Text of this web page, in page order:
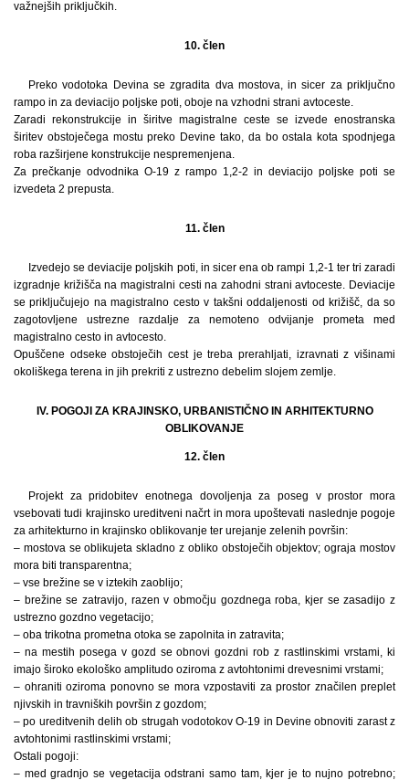
važnejših priključkih.
10. člen
Preko vodotoka Devina se zgradita dva mostova, in sicer za priključno
rampo in za deviacijo poljske poti, oboje na vzhodni strani avtoceste.
Zaradi rekonstrukcije in širitve magistralne ceste se izvede enostranska
širitev obstoječega mostu preko Devine tako, da bo ostala kota spodnjega
roba razširjene konstrukcije nespremenjena.
Za prečkanje odvodnika O-19 z rampo 1,2-2 in deviacijo poljske poti se
izvedeta 2 prepusta.
11. člen
Izvedejo se deviacije poljskih poti, in sicer ena ob rampi 1,2-1 ter tri zaradi
izgradnje križišča na magistralni cesti na zahodni strani avtoceste. Deviacije
se priključujejo na magistralno cesto v takšni oddaljenosti od križišč, da so
zagotovljene ustrezne razdalje za nemoteno odvijanje prometa med
magistralno cesto in avtocesto.
Opuščene odseke obstoječih cest je treba prerahljati, izravnati z višinami
okoliškega terena in jih prekriti z ustrezno debelim slojem zemlje.
IV. POGOJI ZA KRAJINSKO, URBANISTIČNO IN ARHITEKTURNO
OBLIKOVANJE
12. člen
Projekt za pridobitev enotnega dovoljenja za poseg v prostor mora
vsebovati tudi krajinsko ureditveni načrt in mora upoštevati naslednje pogoje
za arhitekturno in krajinsko oblikovanje ter urejanje zelenih površin:
– mostova se oblikujeta skladno z obliko obstoječih objektov; ograja mostov
mora biti transparentna;
– vse brežine se v iztekih zaoblijo;
– brežine se zatravijo, razen v območju gozdnega roba, kjer se zasadijo z
ustrezno gozdno vegetacijo;
– oba trikotna prometna otoka se zapolnita in zatravita;
– na mestih posega v gozd se obnovi gozdni rob z rastlinskimi vrstami, ki
imajo široko ekološko amplitudo oziroma z avtohtonimi drevesnimi vrstami;
– ohraniti oziroma ponovno se mora vzpostaviti za prostor značilen preplet
njivskih in travniških površin z gozdom;
– po ureditvenih delih ob strugah vodotokov O-19 in Devine obnoviti zarast z
avtohtonimi rastlinskimi vrstami;
Ostali pogoji:
– med gradnjo se vegetacija odstrani samo tam, kjer je to nujno potrebno;